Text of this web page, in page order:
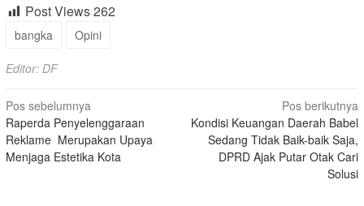
Post Views262
bangka Opini
Editor: DF
Navigasi
pos
Pos sebelumnya
Raperda Penyelenggaraan
Reklame Merupakan Upaya
Menjaga Estetika Kota
Pos berikutnya
Kondisi Keuangan Daerah Babel
Sedang Tidak Baik-baik Saja,
DPRD Ajak Putar Otak Cari
Solusi